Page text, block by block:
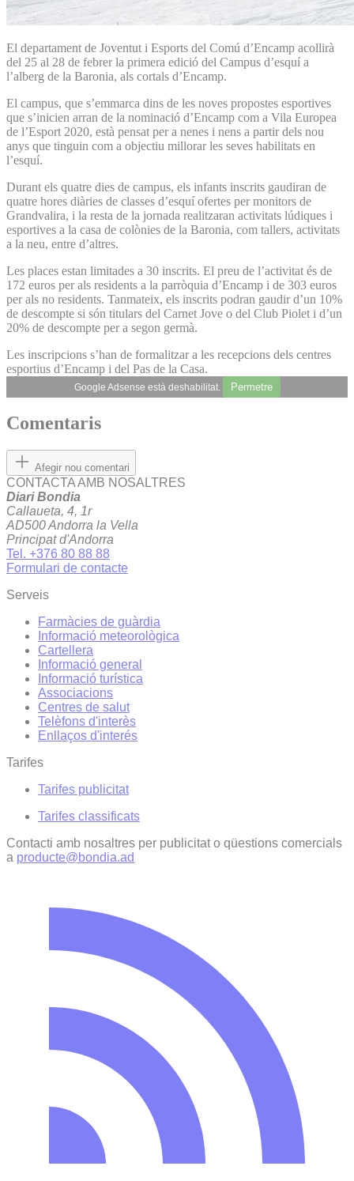
El departament de Joventut i Esports del Comú dʼEncamp acollirà
del 25 al 28 de febrer la primera edició del Campus dʼesquí a
lʼalberg de la Baronia, als cortals dʼEncamp.
El campus, que sʼemmarca dins de les noves propostes esportives
que sʼinicien arran de la nominació dʼEncamp com a Vila Europea
de lʼEsport 2020, està pensat per a nenes i nens a partir dels nou
anys que tinguin com a objectiu millorar les seves habilitats en
lʼesquí.
Durant els quatre dies de campus, els infants inscrits gaudiran de
quatre hores diàries de classes dʼesquí ofertes per monitors de
Grandvalira, i la resta de la jornada realitzaran activitats lúdiques i
esportives a la casa de colònies de la Baronia, com tallers, activitats
a la neu, entre dʼaltres.
Les places estan limitades a 30 inscrits. El preu de lʼactivitat és de
172 euros per als residents a la parròquia dʼEncamp i de 303 euros
per als no residents. Tanmateix, els inscrits podran gaudir dʼun 10%
de descompte si són titulars del Carnet Jove o del Club Piolet i dʼun
20% de descompte per a segon germà.
Les inscripcions sʼhan de formalitzar a les recepcions dels centres
esportius dʼEncamp i del Pas de la Casa.
Google Adsense està deshabilitat. Permetre
Comentaris
Afegir nou comentari
CONTACTA AMB NOSALTRES
Diari Bondia
Callaueta, 4, 1r
AD500 Andorra la Vella
Principat d'Andorra
Tel. +376 80 88 88
Formulari de contacte
Serveis
Farmàcies de guàrdia
Informació meteorològica
Cartellera
Informació general
Informació turística
Associacions
Centres de salut
Telèfons d'interès
Enllaços d'interés
Tarifes
Tarifes publicitat
Tarifes classificats
Contacti amb nosaltres per publicitat o qüestions comercials
a producte@bondia.ad